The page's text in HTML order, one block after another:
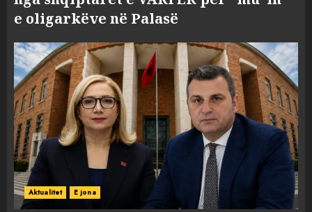
e oligarkëve në Palasë
Aktualitet E jona